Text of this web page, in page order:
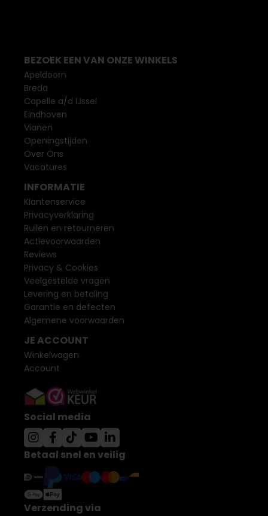
BEZOEK EEN VAN ONZE WINKELS
Apeldoorn
Breda
Capelle a/d IJssel
Eindhoven
Vianen
Openingstijden
Over Ons
Vacatures
INFORMATIE
Klantenservice
Privacyverklaring
Ruilen en retourneren
Actievoorwaarden
Reviews
Privacy & Cookies
Veelgestelde vragen
Levering en betaling
Garantie en defecten
Algemene voorwaarden
JE ACCOUNT
Winkelwagen
Account
Social media
Betaal snel en veilig
Verzending via